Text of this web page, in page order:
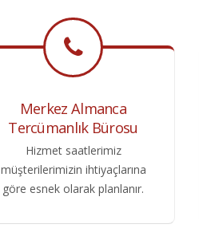
Merkez Almanca
Tercümanlık Bürosu
Hizmet saatlerimiz
müşterilerimizin ihtiyaçlarına
göre esnek olarak planlanır.